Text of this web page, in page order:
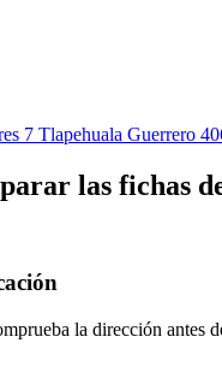
7 Tlapehuala Guerrero
las fichas
la dirección antes